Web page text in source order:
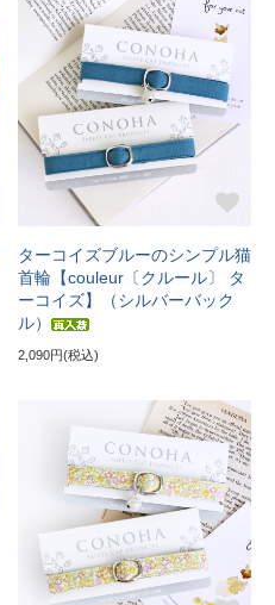
ターコイズブルーのシンプル猫
首輪【couleur〔クルール〕 タ
ーコイズ】（シルバーバック
ル）
2,090円(税込)